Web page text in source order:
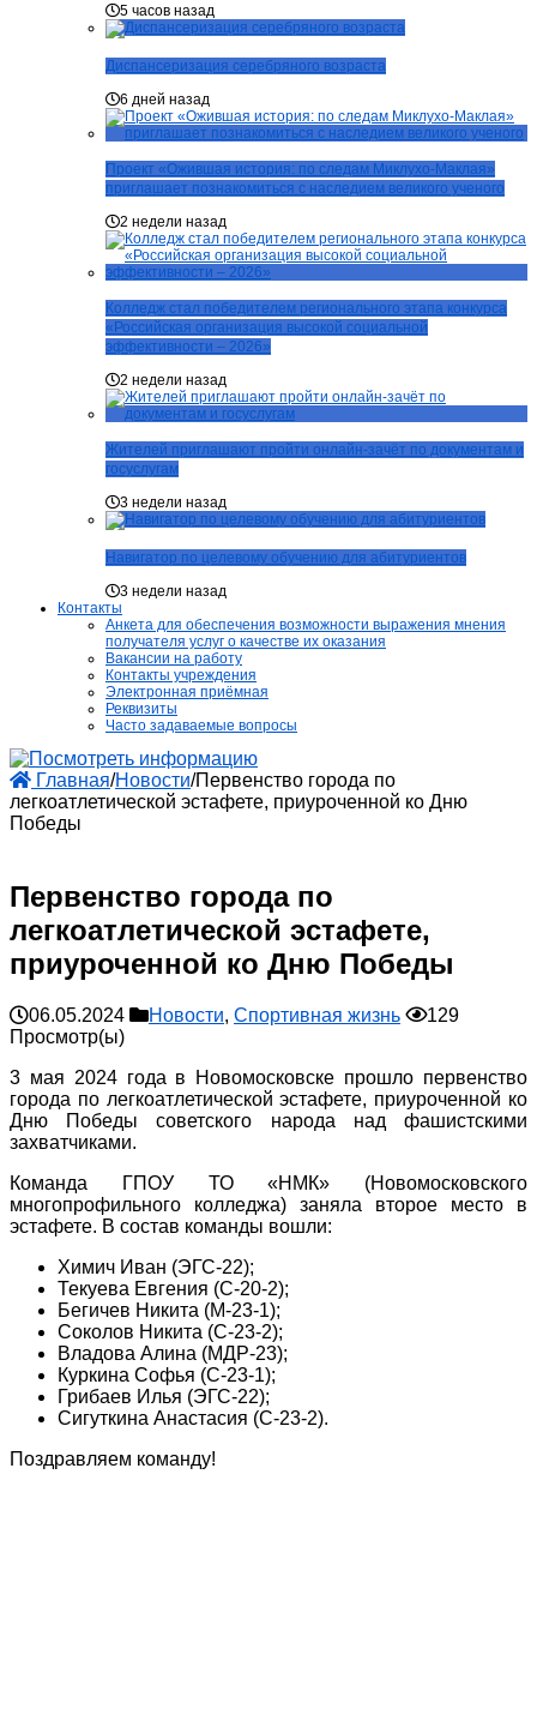
5 часов назад
Диспансеризация серебряного возраста
6 дней назад
Проект «Ожившая история: по следам Миклухо-Маклая»
приглашает познакомиться с наследием великого ученого
2 недели назад
Колледж стал победителем регионального этапа конкурса
«Российская организация высокой социальной
эффективности – 2026»
2 недели назад
Жителей приглашают пройти онлайн-зачёт по документам и
госуслугам
3 недели назад
Навигатор по целевому обучению для абитуриентов
3 недели назад
Контакты
Анкета для обеспечения возможности выражения мнения
получателя услуг о качестве их оказания
Вакансии на работу
Контакты учреждения
Электронная приёмная
Реквизиты
Часто задаваемые вопросы
Главная/Новости/Первенство города по
легкоатлетической эстафете, приуроченной ко Дню
Победы
Первенство города по
легкоатлетической эстафете,
приуроченной ко Дню Победы
06.05.2024 Новости, Спортивная жизнь
129
Просмотр(ы)
3 мая 2024 года в Новомосковске прошло первенство
города по легкоатлетической эстафете, приуроченной ко
Дню Победы советского народа над фашистскими
захватчиками.
Команда ГПОУ ТО «НМК» (Новомосковского
многопрофильного колледжа) заняла второе место в
эстафете. В состав команды вошли:
Химич Иван (ЭГС-22);
Текуева Евгения (С-20-2);
Бегичев Никита (М-23-1);
Соколов Никита (С-23-2);
Владова Алина (МДР-23);
Куркина Софья (С-23-1);
Грибаев Илья (ЭГС-22);
Сигуткина Анастасия (С-23-2).
Поздравляем команду!